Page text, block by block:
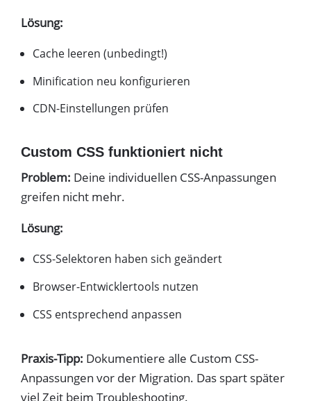
Lösung:
Cache leeren (unbedingt!)
Minification neu konfigurieren
CDN-Einstellungen prüfen
Custom CSS funktioniert nicht
Problem: Deine individuellen CSS-Anpassungen
greifen nicht mehr.
Lösung:
CSS-Selektoren haben sich geändert
Browser-Entwicklertools nutzen
CSS entsprechend anpassen
Praxis-Tipp: Dokumentiere alle Custom CSS-
Anpassungen vor der Migration. Das spart später
viel Zeit beim Troubleshooting.